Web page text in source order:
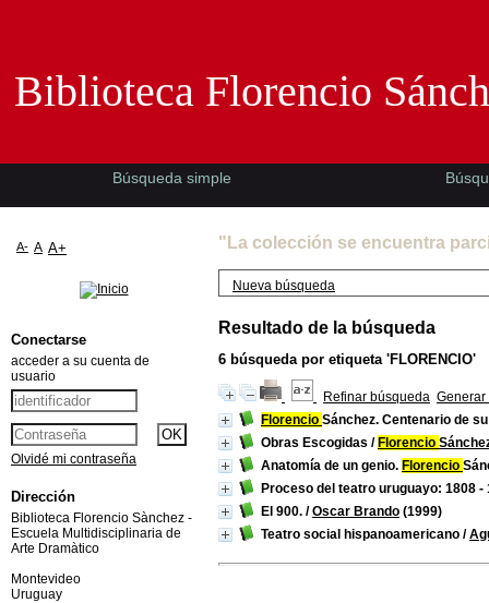
"La colección se encuentra
Nueva búsqueda
Resultado de la búsqueda
6 búsqueda por etiqueta 'FLORENCIO'
Refinar búsqueda Generar
Florencio Sánchez. Centenario de
Obras Escogidas / Florencio
Anatomía de un genio. Florencio
Proceso del teatro uruguayo: 1808 -
El 900. /Oscar Brando (1999)
Teatro social hispanoamericano /
Biblioteca Florencio
Búsqueda simple
A- A A+
Conectarse
acceder a su cuenta de
usuario
Olvidé mi contraseña
Dirección
Biblioteca Florencio Sànchez -
Escuela Multidisciplinaria de
Arte Dramàtico
Montevideo
Uruguay